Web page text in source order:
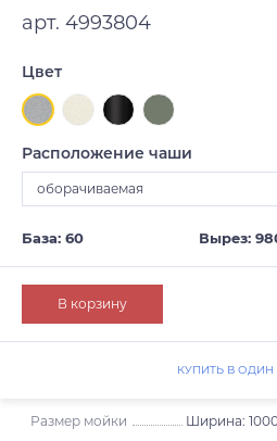
Размер мойки
Ширина:
арт. 4993804
Цвет
Расположение чаши
оборачиваемая
База: 60 Вырез:
В корзину
КУПИТЬ В ОДИН